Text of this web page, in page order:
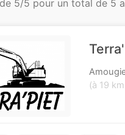
5/5 pour un total de 5
(à 19